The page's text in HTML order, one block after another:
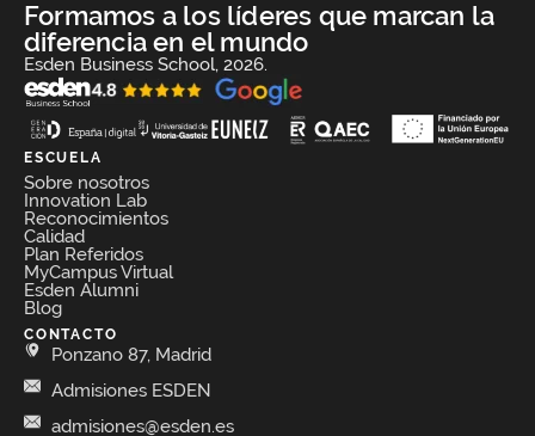
Formamos a los líderes que marcan la
diferencia en el mundo
Esden Business School, 2026.
ESCUELA
Sobre nosotros
Innovation Lab
Reconocimientos
Calidad
Plan Referidos
MyCampus Virtual
Esden Alumni
Blog
CONTACTO
Ponzano 87, Madrid
Admisiones ESDEN
admisiones@esden.es